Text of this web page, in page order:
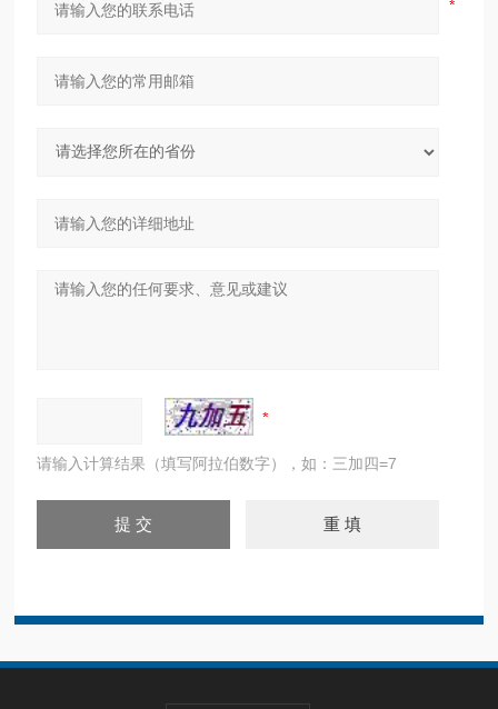
请输入计算结果（填写阿拉伯数字），如：三加四=7